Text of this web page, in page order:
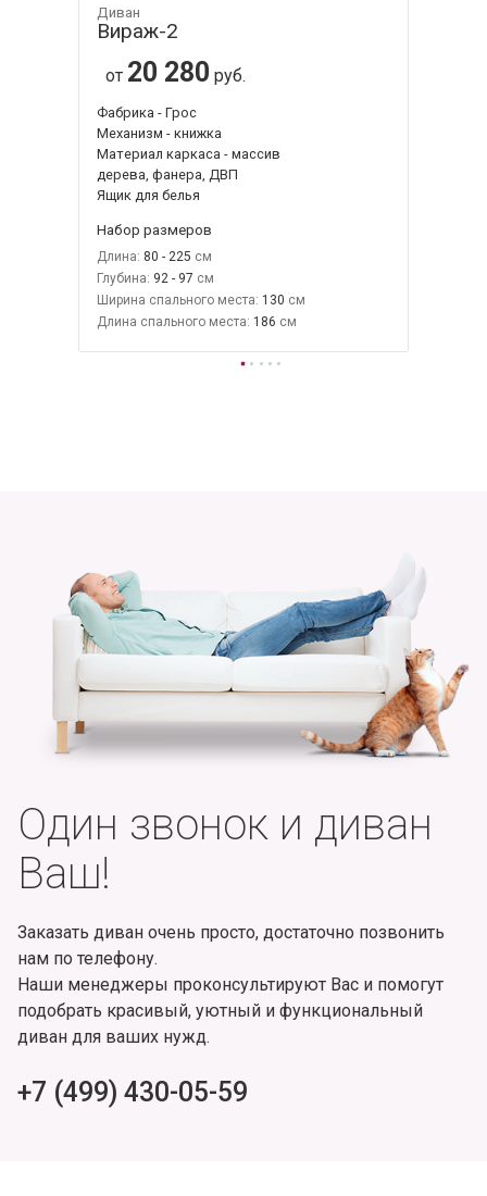
Диван
Вираж-2
от 20 280 руб.
Фабрика - Грос
Механизм - книжка
Материал каркаса - массив
дерева, фанера, ДВП
Ящик для белья
Набор размеров
Длина: 80 - 225
Глубина: 92 - 97
Ширина спального места: 130
Длина спального места: 186
Один звонок и диван
Ваш!
Заказать диван очень просто, достаточно позвонить
нам по телефону.
Наши менеджеры проконсультируют Вас и помогут
подобрать красивый, уютный и функциональный
диван для ваших нужд.
+7 (499) 430-05-59